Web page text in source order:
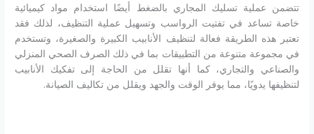
تتضمن عملية تسليك المجاري بالضغط أيضًا استخدام مواد كيميائية
خاصة تساعد في تفتيت الرواسب وتسهيل عملية التنظيف، لذلك فقد
تعتبر هذه الطريقة فعالة لتنظيف الأنابيب الكبيرة والصغيرة، وتستخدم
في مجموعة متنوعة من التطبيقات بما في ذلك الصرف الصحي المنزلي
والصناعي والتجاري، كما أنها تقلل من الحاجة إلى تفكيك الأنابيب
لتنظيفها يدويًا، مما يوفر الوقت والجهد ويقلل من تكاليف الصيانة.